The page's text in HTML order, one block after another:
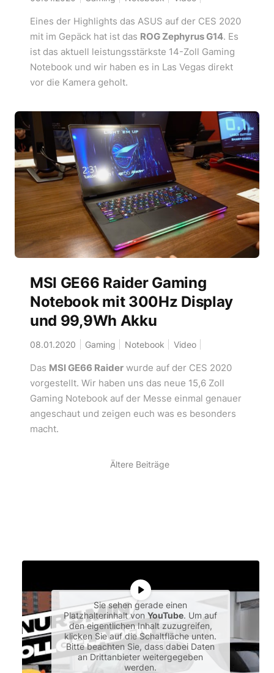
Eines der Highlights das ASUS auf der CES 2020
mit im Gepäck hat ist das ROG Zephyrus G14. Es
ist das aktuell leistungsstärkste 14-Zoll Gaming
Notebook und wir haben es in Las Vegas direkt
vor die Kamera geholt.
MSI GE66 Raider Gaming
Notebook mit 300Hz Display
und 99,9Wh Akku
08.01.2020 Gaming Notebook Video
Das MSI GE66 Raiderwurde auf der CES 2020
vorgestellt. Wir haben uns das neue 15,6 Zoll
Gaming Notebook auf der Messe einmal genauer
angeschaut und zeigen euch was es besonders
macht.
Ältere Beiträge
Sie sehen gerade einen
Platzhalterinhalt vonYouTube. Um auf
den eigentlichen Inhalt zuzugreifen,
klicken Sie auf die Schaltfläche unten.
Bitte beachten Sie, dass dabei Daten
an Drittanbieter weitergegeben
werden.